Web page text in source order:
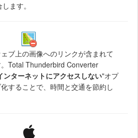
ます。
ブ上の画像へのリンクが含まれて
Total Thunderbird Converter
ンターネットにアクセスしない"オプ
することで、時間と交通を節約し